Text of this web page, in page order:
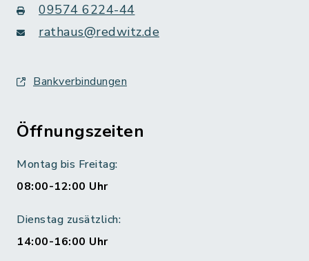
09574 6224-44
rathaus@redwitz.de
Bankverbindungen
Öffnungszeiten
Montag bis Freitag:
08:00-12:00 Uhr
Dienstag zusätzlich:
14:00-16:00 Uhr